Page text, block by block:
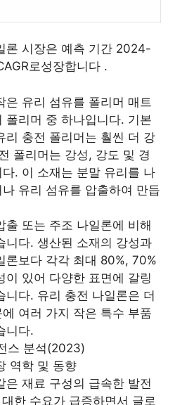
론 시장은 예측 기간 2024-
로성장합니다 .
은 유리 섬유를 폴리머 매트
폴리머 중 하나입니다. 기본
리 충전 폴리머는 훨씬 더 강
폴리머는 강성, 강도 및 경
. 이 소재는 분말 유리를 나
유리 섬유를 압출하여 만듭
출 또는 주조 나일론에 비해
니다. 생산된 소재의 강성과
론보다 각각 최대 80%, 70%
이 있어 다양한 표면에 갈링
니다. 유리 충전 나일론은 더
여러 가지 작은 특수 부품
니다.
스 분석(2023)
역학 및 동향
은 재료 구성의 급속한 발전
한 수요가 급증하면서 글로